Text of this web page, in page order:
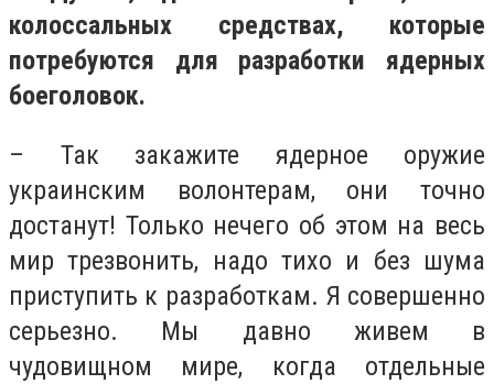
колоссальных средствах, которые
потребуются для разработки ядерных
боеголовок.
– Так закажите ядерное оружие
украинским волонтерам, они точно
достанут! Только нечего об этом на весь
мир трезвонить, надо тихо и без шума
приступить к разработкам. Я совершенно
серьезно. Мы давно живем в
чудовищном мире, когда отдельные